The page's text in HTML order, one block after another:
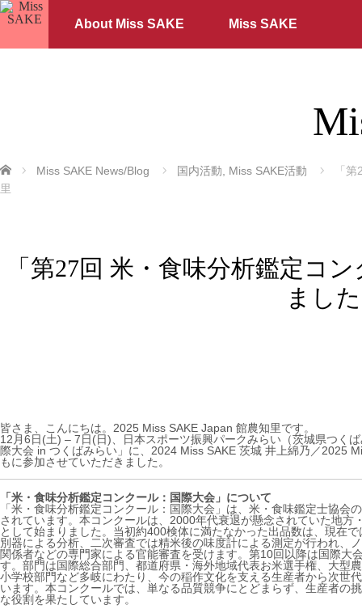
About Miss SAKE Miss SAKE
ホーム Miss SAKE News/Blog 国内活動 Miss SAKE活動
「
里
「第27回 米・食味分析鑑定コ
まし
皆さま、こんにちは。2025 Miss SAKE Japan 館農知里です。
12月6日(土) – 7日(日)、日本スポーツ振興パークみらい（茨城県つく
際大会 in つくばみらい」に、2024 Miss SAKE 茨城 井上綿乃／2025
もに参加させていただきました。
「米・食味分析鑑定コンクール：国際大会」について
「米・食味分析鑑定コンクール：国際大会」は、米・食味鑑定士協
されています。本コンクールは、2000年代衰退が懸念されていた地
として始まりました。当初約400検体に満たなかった出品数は、現在
別器による分析、二次審査では精米後の味度計による測定が行われ、
関係者などの専門家による官能審査を受けます。第10回以降は国際
す。部門は国際総合部門、都道府県・海外地域代表お米選手権、大型
小学校部門など多岐にわたり、今の稲作文化を支える生産者から次世
います。本コンクールでは、単なる品質競争にとどまらず、生産者の
な役割を果たしています。